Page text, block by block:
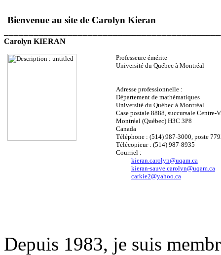
Bienvenue au site de Carolyn Kieran
Carolyn KIERAN
Professeure émérite
Université du Québec à Montréal
Adresse professionnelle :
Département de mathématiques
Université du Québec à Montréal
Case postale 8888, succursale Centre-
Montréal (Québec) H3C 3P8
Canada
Téléphone : (514) 987-3000, poste
Télécopieur : (514) 987-8935
Courriel :
kieran.carolyn@uqam.ca
kieran-sauve.carolyn@uqam.ca
carkie2@yahoo.ca
Depuis 1983, je suis